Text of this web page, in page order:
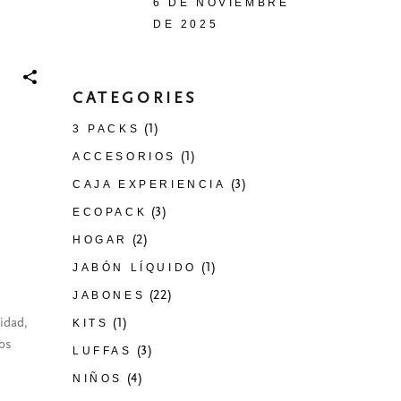
6 DE NOVIEMBRE
DE 2025
CATEGORIES
3 PACKS (1)
ACCESORIOS (1)
CAJA EXPERIENCIA (3)
ECOPACK (3)
HOGAR (2)
JABÓN LÍQUIDO (1)
JABONES (22)
KITS (1)
LUFFAS (3)
NIÑOS (4)